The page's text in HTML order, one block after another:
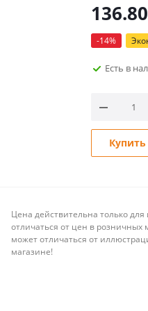
136.80
-14%
Есть в
Цена действительна только
отличаться от цен в
может отличаться от
магазине!